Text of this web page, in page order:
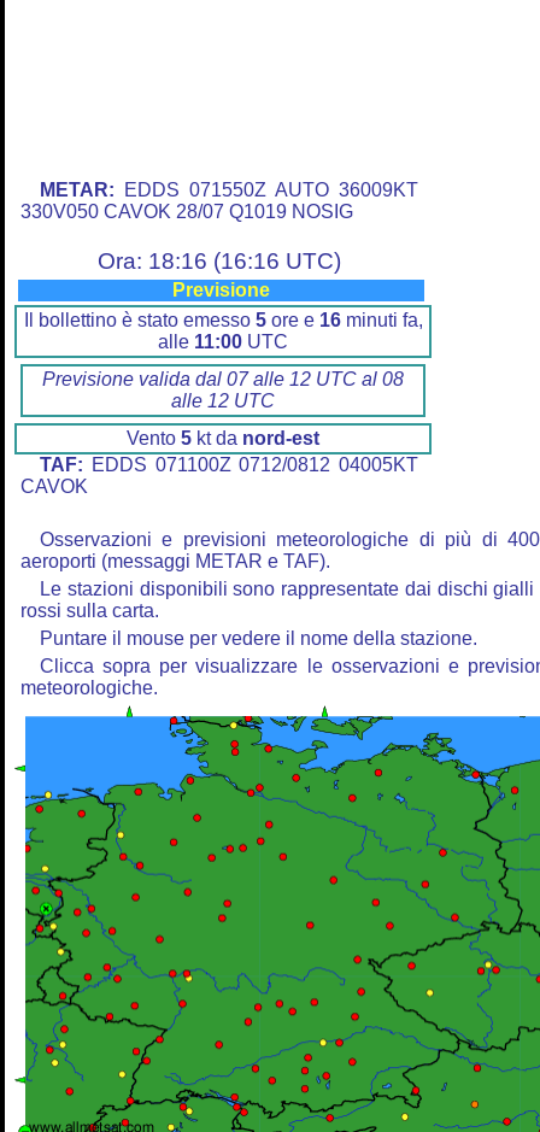
METAR: EDDS 071550Z AUTO 36009KT
330V050 CAVOK 28/07 Q1019 NOSIG
Ora: 18:16 (16:16 UTC)
Previsione
Il bollettino è stato emesso 5ore e 16minuti fa,
alle 11:00 UTC
Previsione valida dal 07 alle 12 UTC al 08
alle 12 UTC
Vento 5 kt da nord-est
TAF: EDDS 071100Z 0712/0812 04005KT
CAVOK
Osservazioni e previsioni meteorologiche di più di
aeroporti (messaggi METAR e TAF).
Le stazioni disponibili sono rappresentate dai dischi gialli
rossi sulla carta.
Puntare il mouse per vedere il nome della stazione.
Clicca sopra per visualizzare le osservazioni e
meteorologiche.